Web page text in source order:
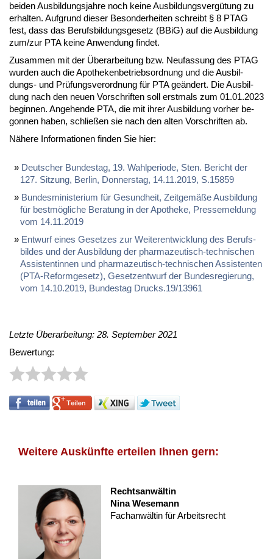
bei­den Aus­bil­dungs­jah­re noch kei­ne Aus­bil­dungs­ver­gü­tung zu
er­hal­ten. Auf­grund die­ser Be­son­der­hei­ten schreibt § 8 PTAG
fest, dass das Be­rufs­bil­dungs­ge­setz (BBiG) auf die Aus­bil­dung
zum/zur PTA kei­ne An­wen­dung fin­det.
Zu­sam­men mit der Über­ar­bei­tung bzw. Neu­fas­sung des PTAG
wur­den auch die Apo­the­ken­be­triebs­ord­nung und die Aus­bil­
dungs- und Prü­fungs­ver­ord­nung für PTA ge­än­dert. Die Aus­bil­
dung nach den neu­en Vor­schrif­ten soll erst­mals zum 01.01.2023
be­gin­nen. An­ge­hen­de PTA, die mit ih­rer Aus­bil­dung vor­her be­
gon­nen ha­ben, schlie­ßen sie nach den al­ten Vor­schrif­ten ab.
Nä­he­re In­for­ma­tio­nen fin­den Sie hier:
Deut­scher Bun­des­tag, 19. Wahl­pe­ri­ode, Sten. Be­richt der
127. Sit­zung, Ber­lin, Don­ners­tag, 14.11.2019, S.15859
Bun­des­mi­nis­te­ri­um für Ge­sund­heit, Zeit­ge­mä­ße Aus­bil­dung
für best­mög­li­che Be­ra­tung in der Apo­the­ke, Pres­se­mel­dung
vom 14.11.2019
Ent­wurf ei­nes Ge­set­zes zur Wei­ter­ent­wick­lung des Be­rufs­
bil­des und der Aus­bil­dung der phar­ma­zeu­tisch-tech­ni­schen
As­sis­ten­tin­nen und phar­ma­zeu­tisch-tech­ni­schen As­sis­ten­ten
(PTA-Re­form­ge­setz), Ge­setz­ent­wurf der Bun­des­re­gie­rung,
vom 14.10.2019, Bun­des­tag Drucks.19/13961
Letzte Überarbeitung: 28. September 2021
Bewertung:
Weitere Auskünfte erteilen Ihnen gern:
Rechtsanwältin
Nina Wesemann
Fachanwältin für Arbeitsrecht